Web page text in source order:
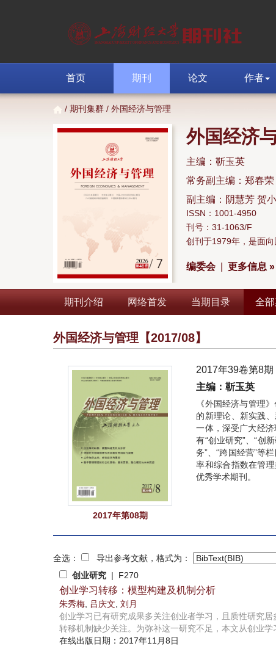
首页 期刊 论文 作者
/ 期刊集群 / 外国经济与管理
外国经济
主编：靳玉英
常务副主编：郑春荣
副主编：阴慧芳 贺
ISSN：1001-4950
刊号：31-1063/F
创刊于1979年，是面向
编委会| 更多信息 »
期刊介绍 网络首发 当期目录 全部
外国经济与管理 【2017/08】
2017年第08期
2017年39卷第8期
主编：靳玉英
《外国经济与管理
的新理论、新实践
一体，深受广大经
有“创业研究”、“创
务”、“跨国经营”等
率和综合指数在管
优秀学术期刊。
全选：
导出参考文献，格式为：
创业研究 | F270
创业学习转移：模型构建及机制分析
朱秀梅 吕庆文 刘月
创业学习已有研究成果多关注创业者学习，且质性研究
转移机制缺少关注。为弥补这一研究不足，本文从创业学
在线出版日期：2017年11月8日